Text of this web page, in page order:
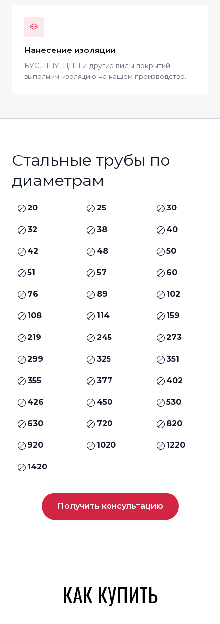
Нанесение изоляции
ВУС, ППУ, ЦПП и другие виды покрытий —
выполним изоляцию на нашем производстве.
Стальные трубы по
диаметрам
20 25 30
32 38 40
42 48 50
51 57 60
76 89 102
108 114 159
219 245 273
299 325 351
355 377 402
426 450 530
630 720 820
920 1020 1220
1420
Получить консультацию
КАК КУПИТЬ